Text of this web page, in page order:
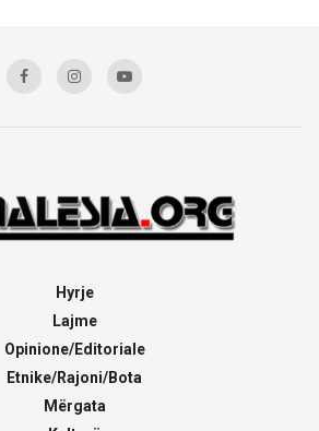
Hyrje
Lajme
Opinione/Editoriale
Etnike/Rajoni/Bota
Mërgata